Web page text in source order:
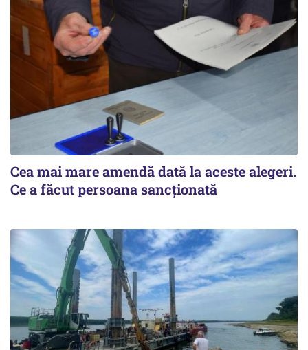
Cea mai mare amendă dată la aceste alegeri.
Ce a făcut persoana sancționată